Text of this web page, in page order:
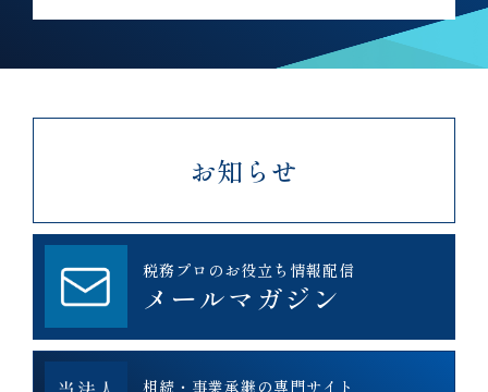
お知らせ
税務プロのお役立ち情報配信
メールマガジン
相続・事業承継の専門サイト